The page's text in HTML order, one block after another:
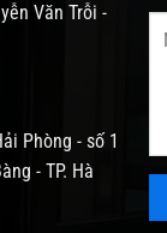
Văn Trỗi -
Phòng - số 1
- TP. Hà